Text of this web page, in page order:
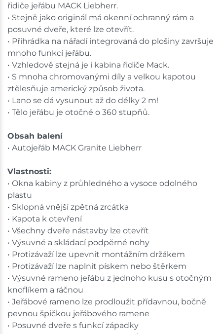
řidiče jeřábu MACK Liebherr.
• Stejně jako originál má okenní ochranný rám a
posuvné dveře, které lze otevřít.
• Přihrádka na nářadí integrovaná do plošiny završuje
mnoho funkcí jeřábu.
• Vzhledově stejná je i kabina řidiče Mack.
• S mnoha chromovanými díly a velkou kapotou
ztělesňuje americký způsob života.
• Lano se dá vysunout až do délky 2 m!
• Tělo jeřábu je otočné o 360 stupňů.
Obsah balení
• Autojeřáb MACK Granite Liebherr
Vlastnosti:
• Okna kabiny z průhledného a vysoce odolného
plastu
• Sklopná vnější zpětná zrcátka
• Kapota k otevření
• Všechny dveře nástavby lze otevřít
• Výsuvné a skládací podpěrné nohy
• Protizávaží lze upevnit montážním držákem
• Protizávaží lze naplnit pískem nebo štěrkem
• Výsuvné rameno jeřábu z jednoho kusu s otočným
knoflíkem a ráčnou
• Jeřábové rameno lze prodloužit přídavnou, bočně
pevnou špičkou jeřábového ramene
• Posuvné dveře s funkcí západky